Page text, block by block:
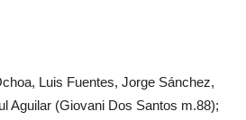
Luis Fuentes, Jorge Sánchez,
Aguilar (Giovani Dos Santos m.88);